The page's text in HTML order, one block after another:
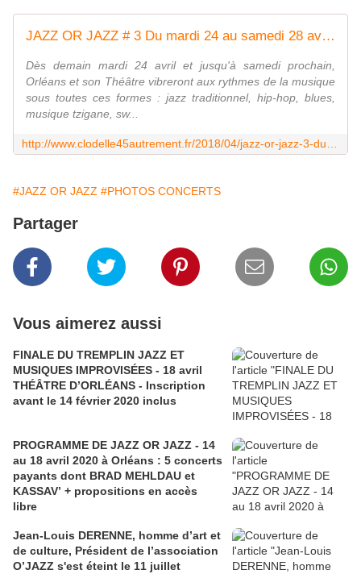
JAZZ OR JAZZ # 3 Du mardi 24 au samedi 28 avril 2018 : J- 1, ne manquez rien ! - VIVRE AUTREMENT VOS LOISIRS avec Clodelle
Dès demain mardi 24 avril et jusqu'à samedi prochain,
Orléans et son Théâtre vibreront aux rythmes de la musique
sous toutes ces formes : jazz traditionnel, hip-hop, blues,
musique tzigane, sw...
#JAZZ OR JAZZ #PHOTOS CONCERTS
Partager
Vous aimerez aussi
FINALE DU TREMPLIN JAZZ ET
MUSIQUES IMPROVISÉES - 18 avril
THÉÂTRE D’ORLÉANS - Inscription
avant le 14 février 2020 inclus
PROGRAMME DE JAZZ OR JAZZ - 14
au 18 avril 2020 à Orléans : 5 concerts
payants dont BRAD MEHLDAU et
KASSAV’ + propositions en accès
libre
Jean-Louis DERENNE, homme d’art et
de culture, Président de l’association
O’JAZZ s'est éteint le 11 juillet